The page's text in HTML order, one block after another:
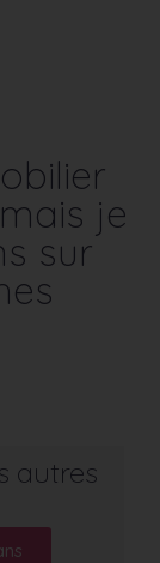
je
sur
autres